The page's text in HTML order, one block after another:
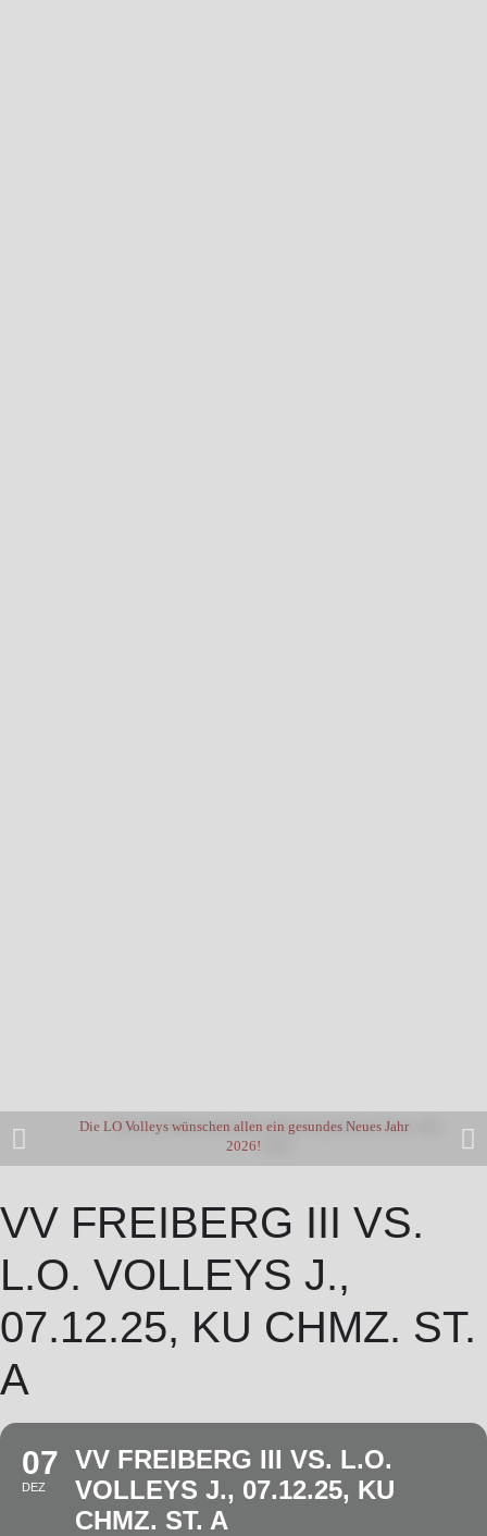
Die LO Volleys wünschen allen ein gesundes Neues Jahr
2026!
VV FREIBERG III VS.
L.O. VOLLEYS J.,
07.12.25, KU CHMZ. ST.
A
07
DEZ
VV FREIBERG III VS. L.O.
VOLLEYS J., 07.12.25, KU
CHMZ. ST. A